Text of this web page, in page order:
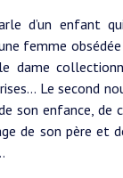
d’un enfant
femme
dame
Le second
son enfance, de
de son père et